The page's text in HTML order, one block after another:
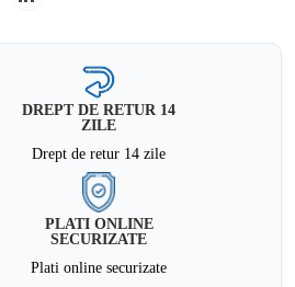
DREPT DE RETUR 14
ZILE
Drept de retur 14 zile
PLATI ONLINE
SECURIZATE
Plati online securizate